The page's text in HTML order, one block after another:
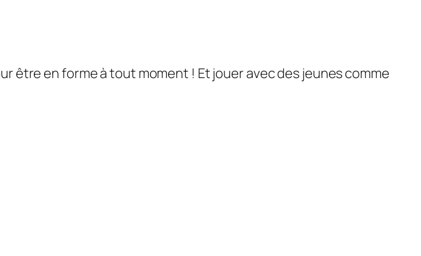
être en forme à tout moment ! Et jouer avec des jeunes comme